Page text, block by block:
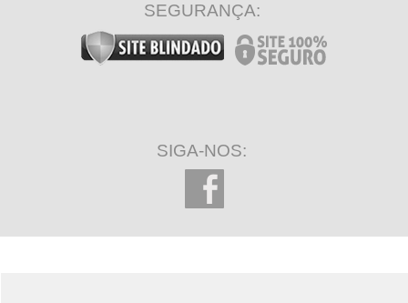
SEGURANÇA:
SIGA-NOS: